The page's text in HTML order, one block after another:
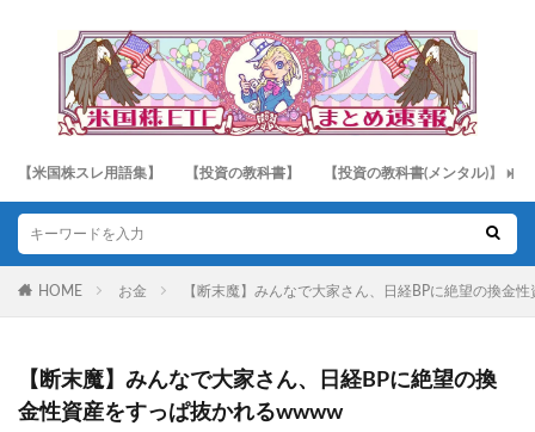
【米国株スレ用語集】 【投資の教科書】 【投資の教科書(メンタル)】
HOME お金 【断末魔】みんなで大家さん、日経BPに絶望の換金
【断末魔】みんなで大家さん、日経BPに絶望の換
金性資産をすっぱ抜かれるwwww